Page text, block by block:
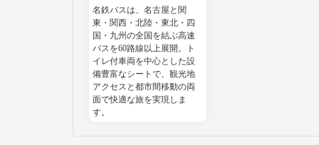
名鉄バスは、名古屋と関
東・関西・北陸・東北・四
国・九州の全国を結ぶ高速
バスを60路線以上展開。ト
イレ付車両を中心とした設
備豊富なシートで、観光地
アクセスと都市間移動の両
面で快適な旅を実現しま
す。